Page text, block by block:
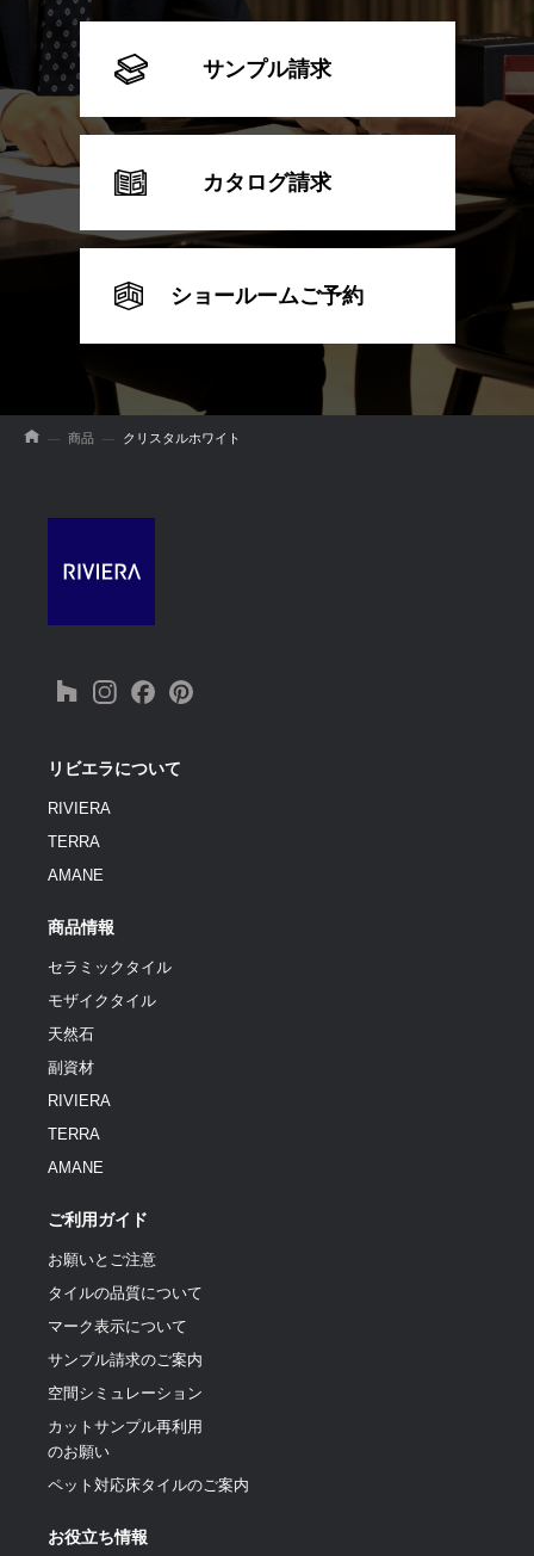
サンプル請求
カタログ請求
ショールームご予約
商品 クリスタルホワイト
リビエラについて
RIVIERA
TERRA
AMANE
商品情報
セラミックタイル
モザイクタイル
天然石
副資材
RIVIERA
TERRA
AMANE
ご利用ガイド
お願いとご注意
タイルの品質について
マーク表示について
サンプル請求のご案内
空間シミュレーション
カットサンプル再利用
のお願い
ペット対応床タイルのご案内
お役立ち情報